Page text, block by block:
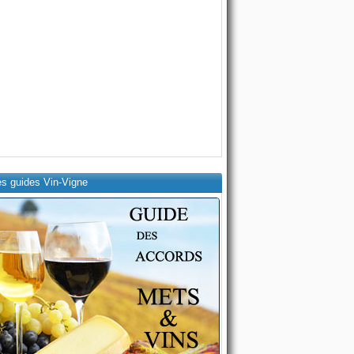
guides Vin-Vigne